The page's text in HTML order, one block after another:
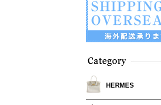
HERMES